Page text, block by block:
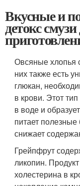
Вкусные и
детокс
Овсяные хлопья
них также есть
глюкан,
в крови. Этот
в воде и
питает
снижает
Грейпфрут
ликопин.
холестерина в